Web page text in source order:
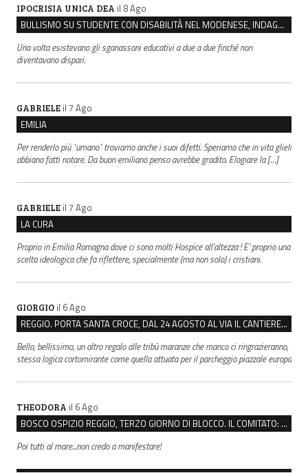
IPOCRISIA UNICA DEA il 8 Ago
BULLISMO SU STUDENTE CON DISABILITÀ NEL MODENESE, INDAGATI DUE RAGAZZI DI 16 ANNI
Una volta esistevano gli sganassoni educativi a due a due finché non
diventavano dispari.
GABRIELE il 7 Ago
EMILIA
Per renderlo più "umano" troviamo anche i suoi difetti. Speriamo che in vita glieli
abbiano fatti notare. Da buon emiliano penso avrebbe gradito. Elogiare la […]
GABRIELE il 7 Ago
LA CURA
Proprio in Emilia Romagna dove ci sono molti Hospice all’altezza ! E’ proprio una
scelta ideologica che fa riflettere, specialmente (ma non solo) i cristiani.
GIORGIO il 6 Ago
REGGIO. PORTA SANTA CROCE, DAL 24 AGOSTO AL VIA IL CANTIERE PER IL NUOVO COLLETTORE FOGNARIO
Bello, bellissimo, un altro regalo alle tribù maranze che manco ci ringrazieranno,
stessa logica cortomirante come quella attuata per il parcheggio piazzale europa
THEODORA il 6 Ago
BOSCO OSPIZIO REGGIO, TERZO GIORNO DI BLOCCO. IL COMITATO: “PRESIDIO FINO A VENERDÌ”
Poi tutti al mare...non credo a manifestare!